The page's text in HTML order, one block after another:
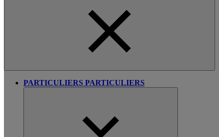
PARTICULIERS PARTICULIERS